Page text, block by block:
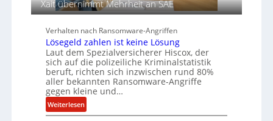
d
e
r
S
p
u
r
g
e
n
c
y
a
r
b
e
i
Xait übernimmt Mehrheit an SAE
Verhalten nach Ransomware-Angriffen
Lösegeld zahlen ist keine Lösung
Laut dem Spezialversicherer Hiscox, der
sich auf die polizeiliche Kriminalstatistik
beruft, richten sich inzwischen rund 80%
aller bekannten Ransomware-Angriffe
gegen kleine und…
Weiterlesen:
L